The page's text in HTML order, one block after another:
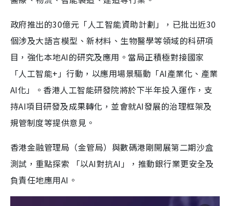
政府推出的30億元「人工智能資助計劃」，已批出近30
個涉及大語言模型、新材料、生物醫學等領域的科研項
目，強化本地AI的研究及應用。當局正積極對接國家
「人工智能+」行動，以應用場景驅動「AI產業化、產業
AI化」。香港人工智能研發院將於下半年投入運作，支
持AI項目研發及成果轉化，並會就AI發展的治理框架及
規管制度等提供意見。
香港金融管理局（金管局）與數碼港剛開展第二期沙盒
測試，重點探索 「以AI對抗AI」，推動銀行業更安全及
負責任地應用AI。